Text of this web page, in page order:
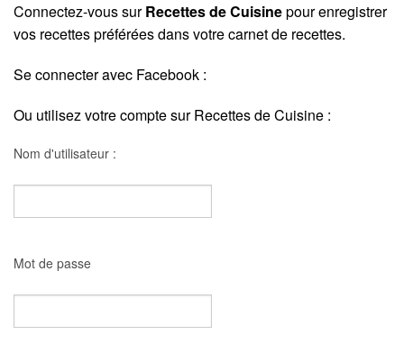
Connectez-vous surRecettes de Cuisinepour enregistrer
vos recettes préférées dans votre carnet de recettes.
Se connecter avec Facebook :
Ou utilisez votre compte sur Recettes de Cuisine :
Nom d'utilisateur :
Mot de passe